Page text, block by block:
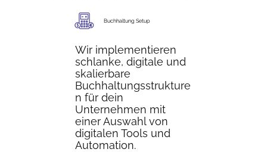
Buchhaltung Setup
Wir implementieren
schlanke, digitale und
skalierbare
Buchhaltungsstrukture
n für dein
Unternehmen mit
einer Auswahl von
digitalen Tools und
Automation.